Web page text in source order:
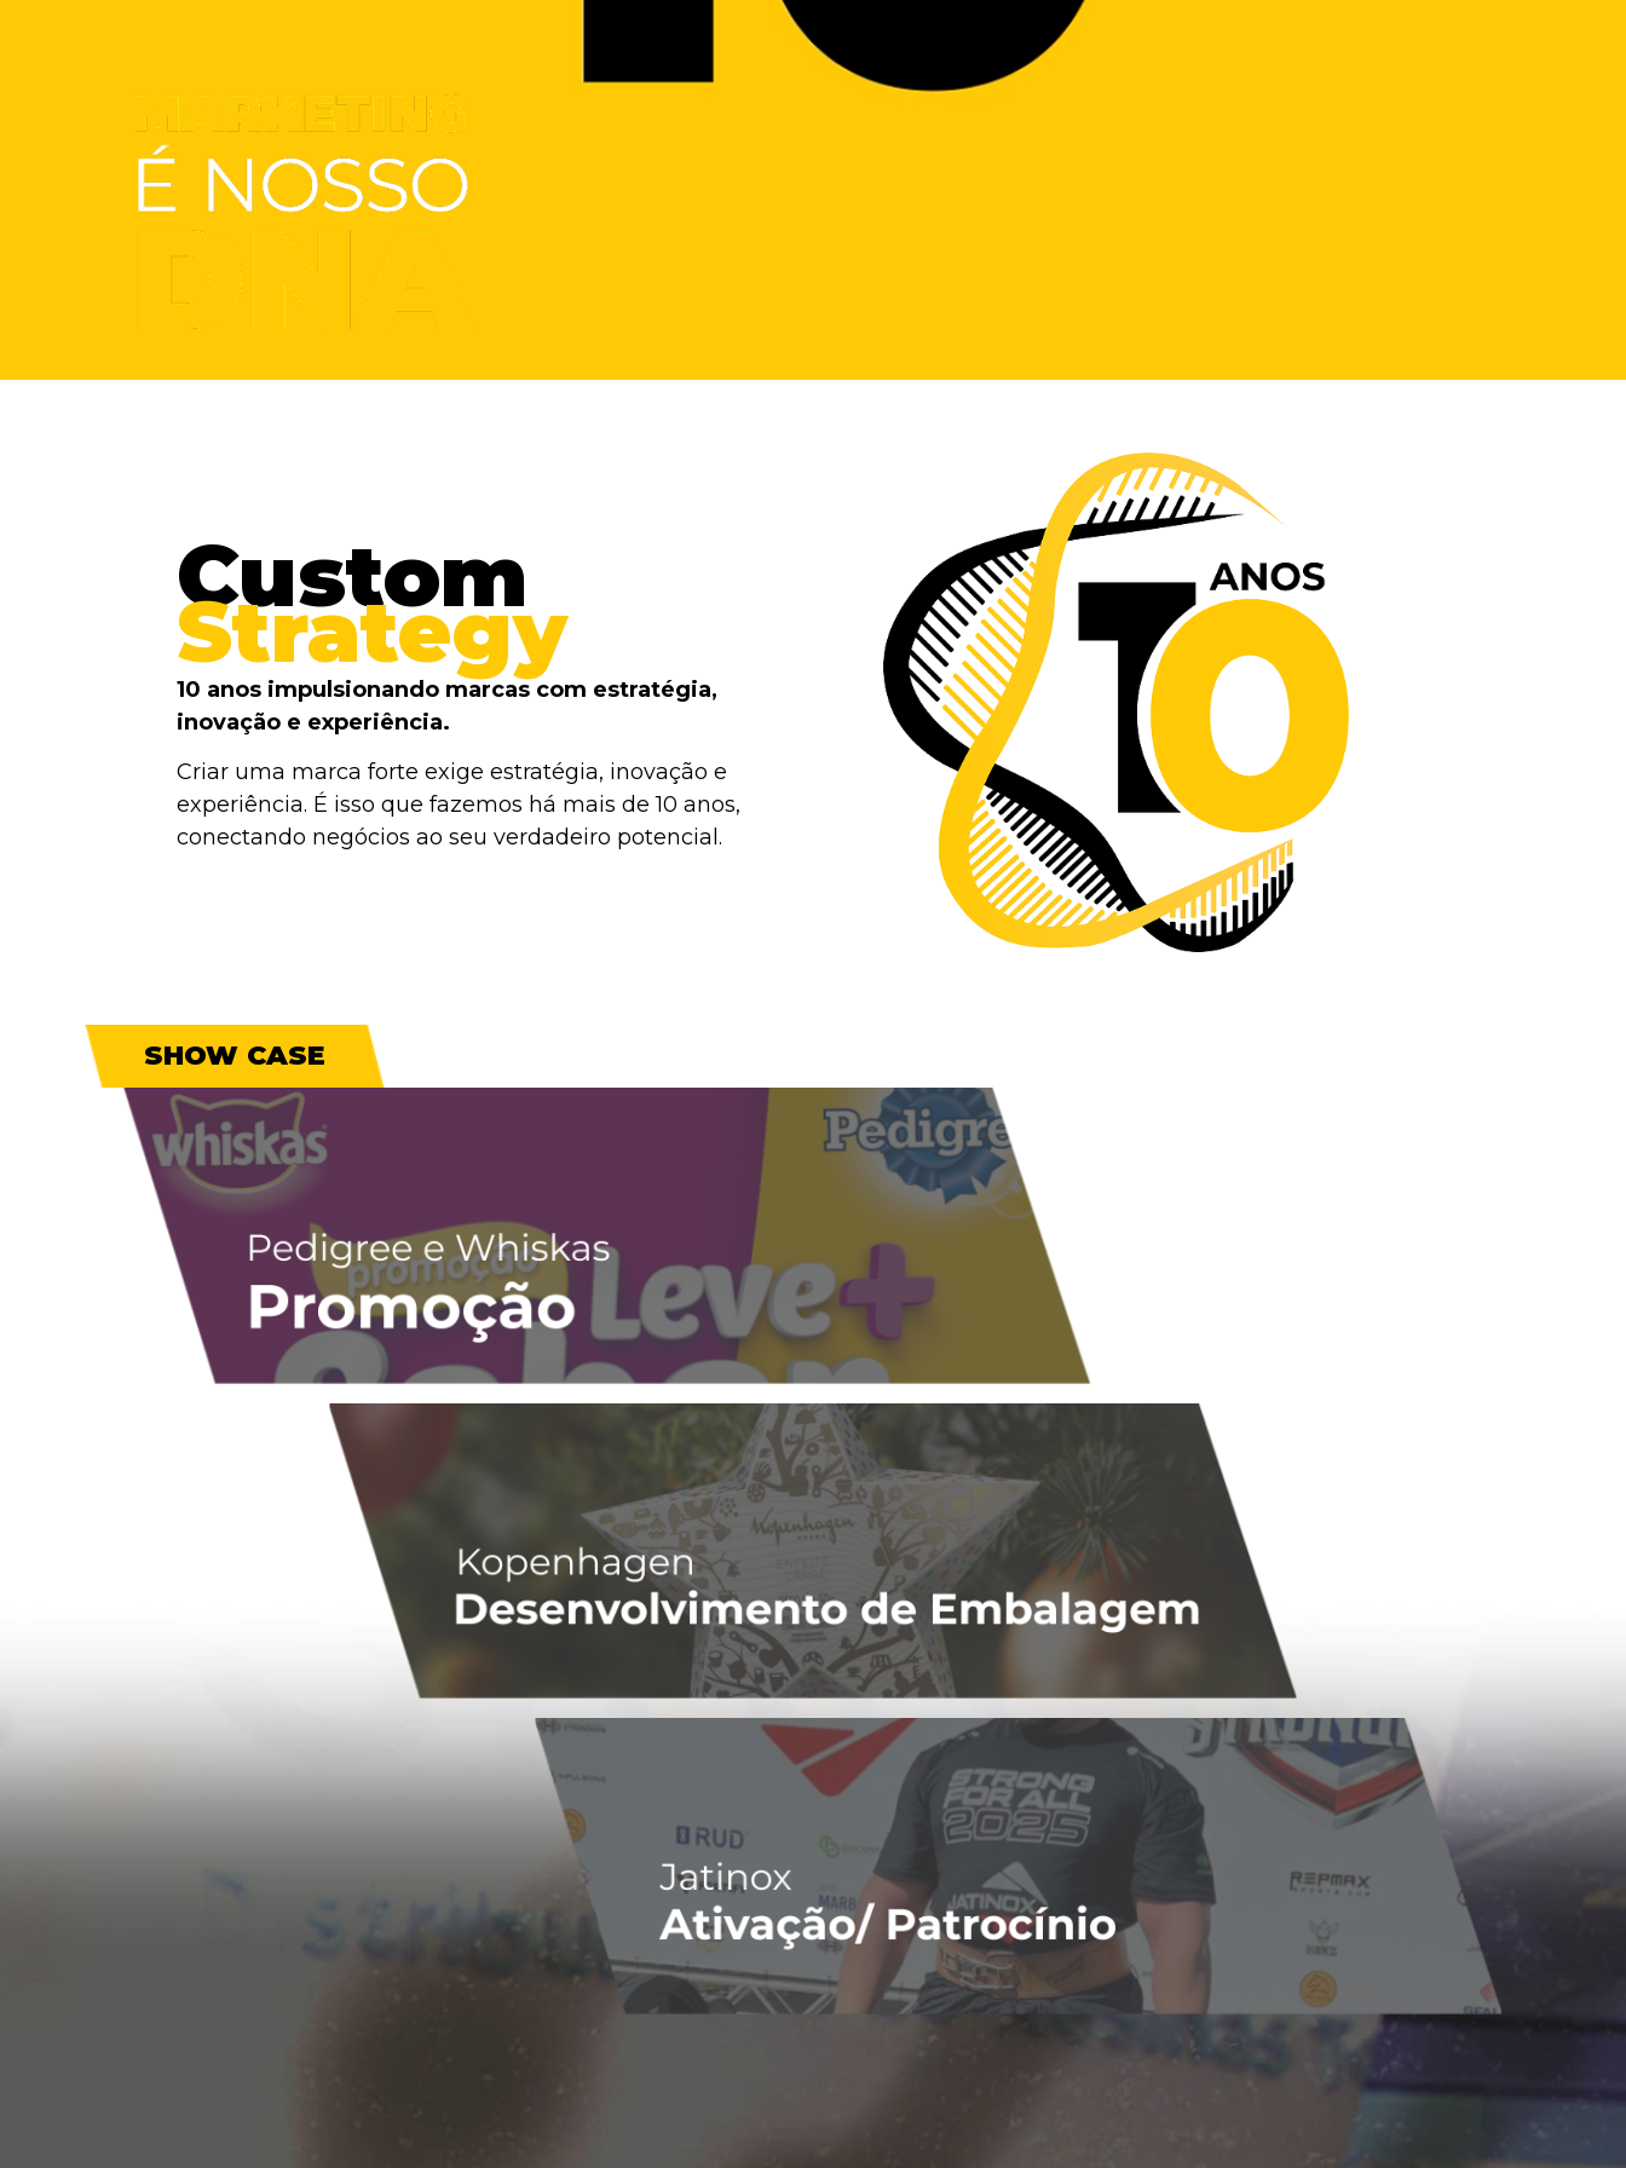
Custom
Strategy
10 anos impulsionando marcas com estratégia,
inovação e experiência.
Criar uma marca forte exige estratégia, inovação e
experiência. É isso que fazemos há mais de 10 anos,
conectando negócios ao seu verdadeiro potencial.
SHOW CASE